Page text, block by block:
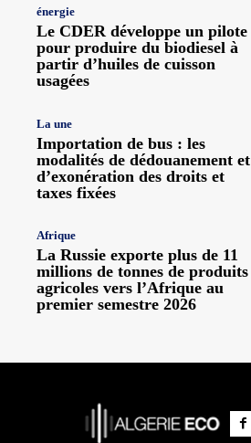
énergie
Le CDER développe un pilote
pour produire du biodiesel à
partir d’huiles de cuisson
usagées
La une
Importation de bus : les
modalités de dédouanement et
d’exonération des droits et
taxes fixées
Afrique
La Russie exporte plus de 11
millions de tonnes de produits
agricoles vers l’Afrique au
premier semestre 2026